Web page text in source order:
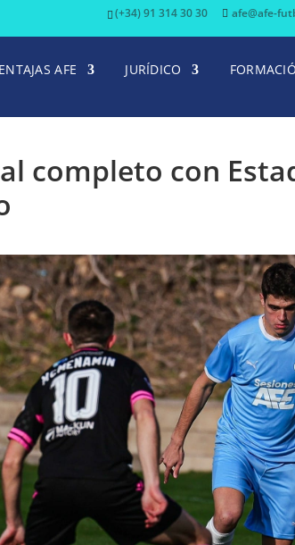
(+34) 91 314 30 30 afe@afe-
AFE JURÍDICO
completo con